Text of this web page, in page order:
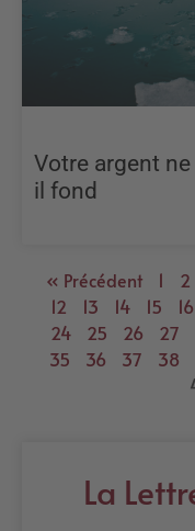
Votre argent
il fond
« Précédent 1 2
12
13 14 15 16
24
25 26 27
35
36 37 38
La